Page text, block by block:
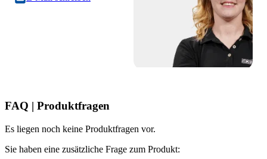
FAQ | Produktfragen
Es liegen noch keine Produktfragen vor.
Sie haben eine zusätzliche Frage zum Produkt: